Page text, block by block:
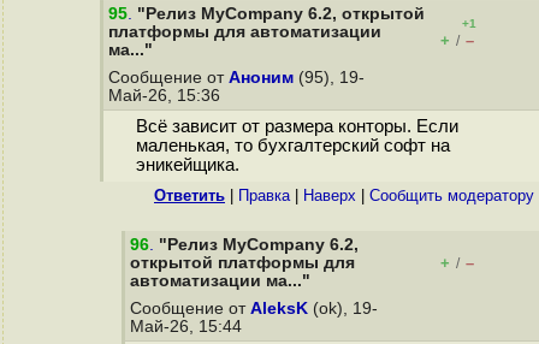
95. "Релиз MyCompany 6.2, открытой
платформы для автоматизации
ма..."
+1
+ / –
Сообщение от Аноним (95), 19-
Май-26, 15:36
Всё зависит от размера конторы. Если
маленькая, то бухгалтерский софт на
эникейщика.
Ответить Правка| Наверх Cообщить модератору
96. "Релиз MyCompany 6.2,
открытой платформы для
автоматизации ма..."
+ / –
Сообщение от AleksK (ok), 19-
Май-26, 15:44